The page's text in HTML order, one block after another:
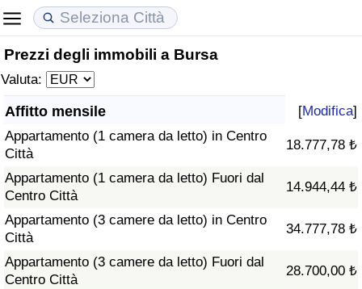
Prezzi degli immobili a Bursa
Valuta:
Affitto mensile [Modifica]
Appartamento (1 camera da letto) in Centro
Città
18.777,78 ₺
Appartamento (1 camera da letto) Fuori dal
Centro Città
14.944,44 ₺
Appartamento (3 camere da letto) in Centro
Città
34.777,78 ₺
Appartamento (3 camere da letto) Fuori dal
Centro Città
28.700,00 ₺
Costo della vita
Indice Del Costo Della Vita (corrente)
Indice Del Costo Della Vita
Indice del Costo della Vita per Nazione
ad Aqaba
Prezzi degli immobili
Indice del Prezzo delle Case (Corrente)
Indice del Prezzo delle Case
Indice del Prezzo delle Case per Nazione
Qualità della Vita
Indice della Qualità della Vita
Indice della Qualità della Vita (Corrente)
Indice della qualità della vita per Paese
Criminalità
Indice del Tasso di Criminalità (Corrente)